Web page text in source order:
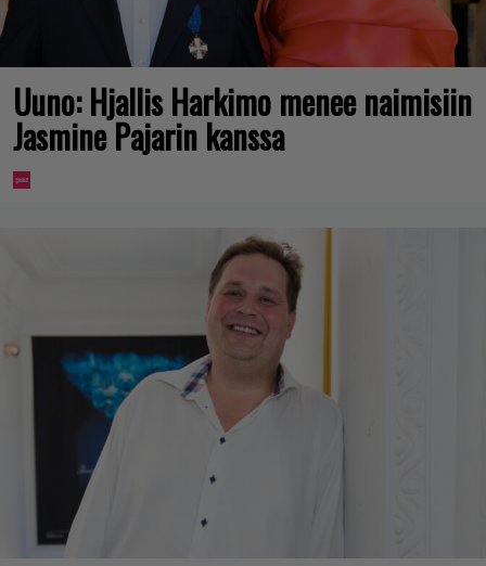
Uuno: Hjallis Harkimo menee naimisiin
Jasmine Pajarin kanssa